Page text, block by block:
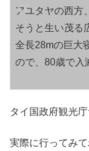
アユタヤの西方
そうと生い茂る
全長28mの巨大
ので、80歳で入
タイ国政府観光
実際に行ってみ